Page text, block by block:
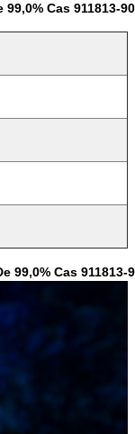
Cas 911813-
99,0% Cas 911813-